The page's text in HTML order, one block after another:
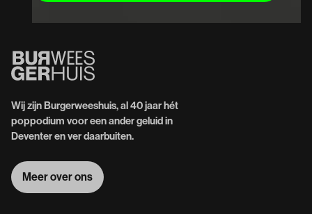
Wij zijn Burgerweeshuis, al 40 jaar hét
poppodium voor een ander geluid in
Deventer en ver daarbuiten.
Meer over ons